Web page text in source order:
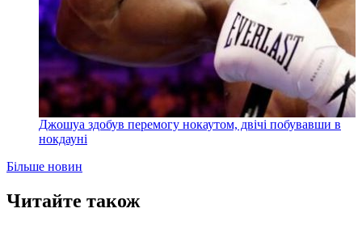
Джошуа здобув перемогу нокаутом, двічі побувавши в
нокдауні
Більше новин
Читайте також